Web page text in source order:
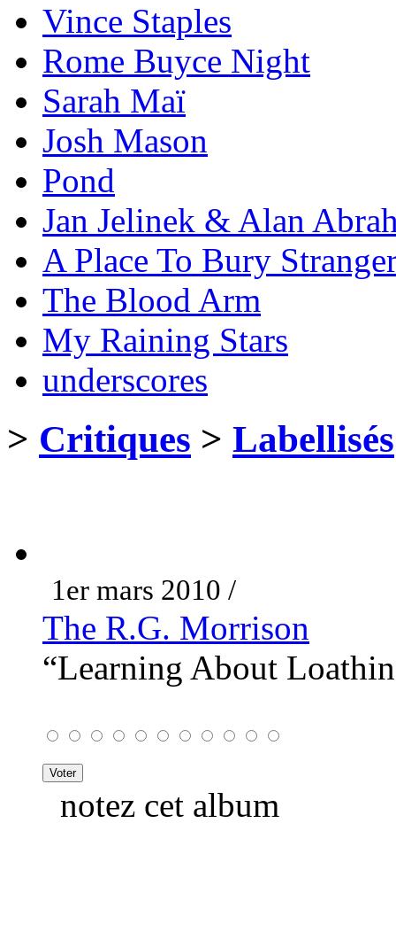
Vince Staples
Rome Buyce Night
Sarah Maï
Josh Mason
Pond
Jan Jelinek & Alan
A Place To Bury
The Blood Arm
My Raining Stars
underscores
> Critiques > Labellisés
1er mars 2010 /
The R.G. Morrison
“Learning About
notez cet album